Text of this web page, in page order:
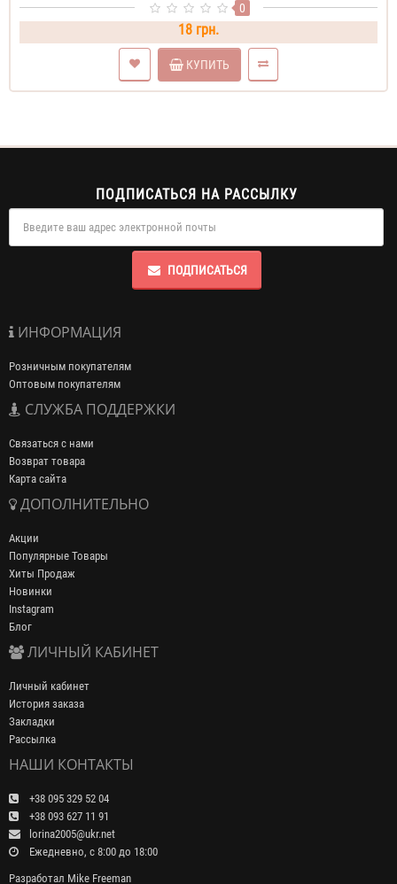
0
18 грн.
КУПИТЬ
ПОДПИСАТЬСЯ НА РАССЫЛКУ
ПОДПИСАТЬСЯ
ИНФОРМАЦИЯ
Розничным покупателям
Оптовым покупателям
СЛУЖБА ПОДДЕРЖКИ
Связаться с нами
Возврат товара
Карта сайта
ДОПОЛНИТЕЛЬНО
Акции
Популярные Товары
Хиты Продаж
Новинки
Instagram
Блог
ЛИЧНЫЙ КАБИНЕТ
Личный кабинет
История заказа
Закладки
Рассылка
НАШИ КОНТАКТЫ
+38 095 329 52 04
+38 093 627 11 91
lorina2005@ukr.net
Ежедневно, с 8:00 до 18:00
Разработал Mike Freeman